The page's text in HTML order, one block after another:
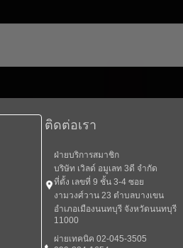
ติดต่อเรา
ฝ่ายบริการสมาชิก
บริษัท เวิลด์ อมูเลท 3ดี จำกัด
ที่ตั้ง เลขที่ 9 ชั้น 3-4 ซอย
งามวงศ์วาน 23 ตำบลบางเขน
อำเภอเมืองนนทบุรี จังหวัดนนทบุรี
11000
ผ่ายเทคนิค 02-045-3505